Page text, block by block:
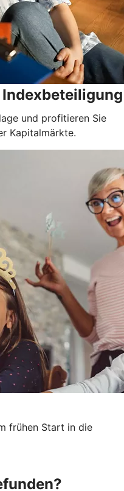
und profitieren Sie
Kapitalmärkte.
frühen Start in die